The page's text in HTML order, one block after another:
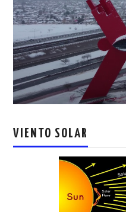
VIENTO SOLAR